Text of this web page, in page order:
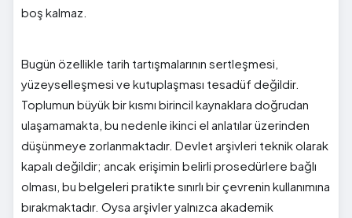
boş kalmaz.
Bugün özellikle tarih tartışmalarının sertleşmesi,
yüzeyselleşmesi ve kutuplaşması tesadüf değildir.
Toplumun büyük bir kısmı birincil kaynaklara doğrudan
ulaşamamakta, bu nedenle ikinci el anlatılar üzerinden
düşünmeye zorlanmaktadır. Devlet arşivleri teknik olarak
kapalı değildir; ancak erişimin belirli prosedürlere bağlı
olması, bu belgeleri pratikte sınırlı bir çevrenin kullanımına
bırakmaktadır. Oysa arşivler yalnızca akademik